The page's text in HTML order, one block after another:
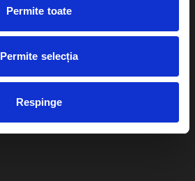
Permite toate
Permite selecția
Respinge
Livrare prin curier
Duplicare bilete